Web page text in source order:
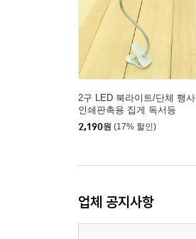
2구 LED 북라이트/단체 행사
인쇄판촉용 집게 독서등
2,190원 (17% 할인)
업체 공지사항